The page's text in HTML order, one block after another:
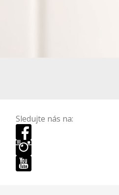
Sledujte nás na: